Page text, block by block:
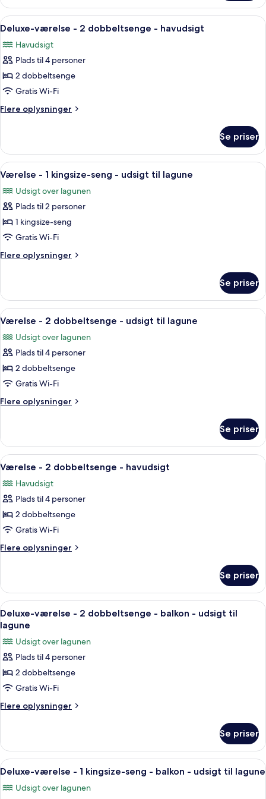
Indlæs
alle
billeder
af
Deluxe-
værelse
-
2
-
havudsigt
Et hotelværelse med to senge, et
7
Deluxe-værelse - 2 dobbeltsenge - havudsigt
Havudsigt
Plads til 4 personer
2 dobbeltsenge
Gratis Wi-Fi
Flere oplysninger
Flere
værelse
2
-
havudsigt
Se priser
Indlæs
alle
billeder
af
Værelse
-
1
kingsize-
-
udsigt
til
lagune
Et hotelværelse med en stor seng,
6
Værelse - 1 kingsize-seng - udsigt til lagune
Udsigt over lagunen
Plads til 2 personer
1 kingsize-seng
Gratis Wi-Fi
Flere oplysninger
Flere
-
kingsize-
-
udsigt
lagune
Se priser
Indlæs
alle
billeder
af
Værelse
-
2
dobbeltsenge
udsigt
til
lagune
Et hotelværelse med to senge, et
6
Værelse - 2 dobbeltsenge - udsigt til lagune
Udsigt over lagunen
Plads til 4 personer
2 dobbeltsenge
Gratis Wi-Fi
Flere oplysninger
Flere
-
dobbeltsenge
udsigt
til
Se priser
Indlæs
alle
billeder
af
Værelse
-
2
dobbeltsenge
havudsigt
Et hotelværelse med to senge, et
8
Værelse - 2 dobbeltsenge - havudsigt
Havudsigt
Plads til 4 personer
2 dobbeltsenge
Gratis Wi-Fi
Flere oplysninger
Flere
-
dobbeltsenge
-
havudsigt
Se priser
Indlæs
alle
billeder
af
Deluxe-
værelse
-
2
balkon
udsigt
til
Et hotelværelse med to senge, et
6
Deluxe-værelse - 2 dobbeltsenge - balkon - udsigt til
lagune
Udsigt over lagunen
Plads til 4 personer
2 dobbeltsenge
Gratis Wi-Fi
Flere oplysninger
Flere
værelse
2
-
Se priser
Indlæs
alle
billeder
Et hotelværelse med seng,
7
Deluxe-værelse - 1 kingsize-seng - balkon - udsigt til lagune
Udsigt over lagunen